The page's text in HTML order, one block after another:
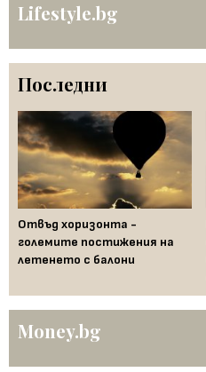
Lifestyle.bg
Последни
Отвъд хоризонта -
големите постижения на
летенето с балони
Money.bg